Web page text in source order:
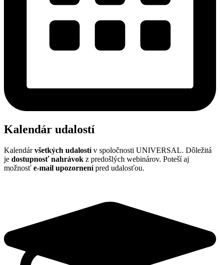
Kalendár udalostí
Kalendárvšetkých udalostív spoločnosti UNIVERSAL. Dôležitá
je dostupnosť nahrávok z predošlých webinárov. Poteší aj
možnosť e-mail upozornenípred udalosťou.